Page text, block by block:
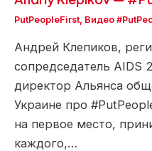
PutPeopleFirst Видео
Андрей Клепиков,
сопредседатель AIDS
директор Альянса
Украине про
на первое место,
каждого,…